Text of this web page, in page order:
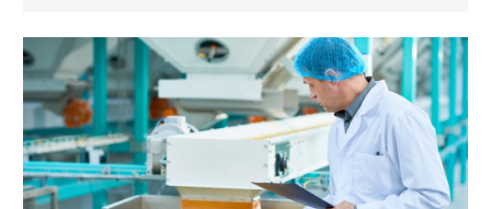
FERRARI ASIA
VENTILATION